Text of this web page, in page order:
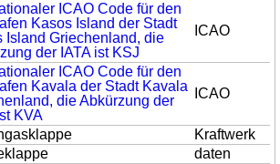
ICAO Code für den
Kasos Island der Stadt
Island Griechenland, die
der IATA ist KSJ
ICAO
ICAO Code für den
Kavala der Stadt Kavala
die Abkürzung der
KVA
ICAO
Kraftwerk
daten